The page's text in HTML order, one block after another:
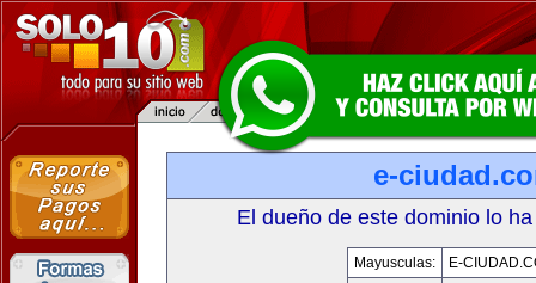
e-
El dueño de este dominio lo
Mayusculas:
E-